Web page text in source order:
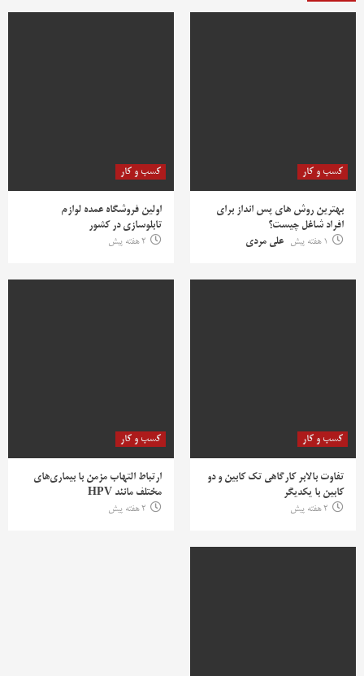
کسب و کار
بهترین روش‌ های پس‌ انداز برای
افراد شاغل چیست؟
1 هفته پیش
علی مردی
کسب و کار
اولین فروشگاه عمده لوازم
تابلوسازی در کشور
2 هفته پیش
کسب و کار
تفاوت بالابر کارگاهی تک کابین و دو
کابین با یکدیگر
2 هفته پیش
کسب و کار
ارتباط التهاب مزمن با بیماری‌های
مختلف مانند HPV
2 هفته پیش